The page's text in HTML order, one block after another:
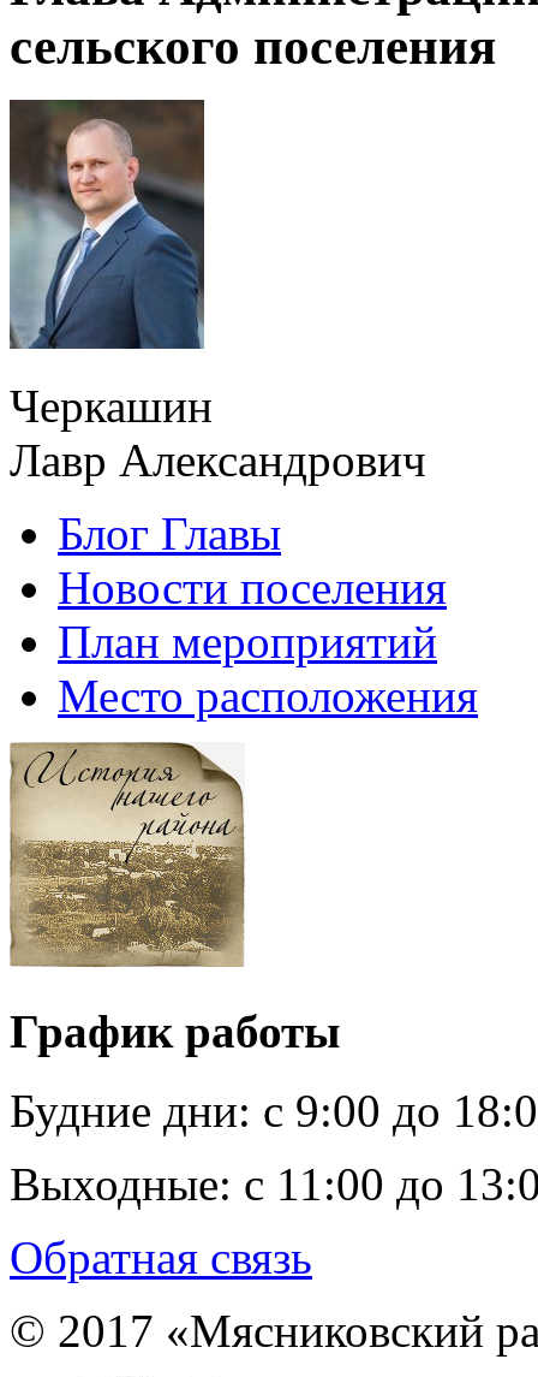
сельского поселения
Черкашин
Лавр Александрович
Блог Главы
Новости поселения
План мероприятий
Место расположения
График работы
Будние дни: c 9:00 до
Выходные: с 11:00 до
Обратная связь
© 2017 «Мясниковский